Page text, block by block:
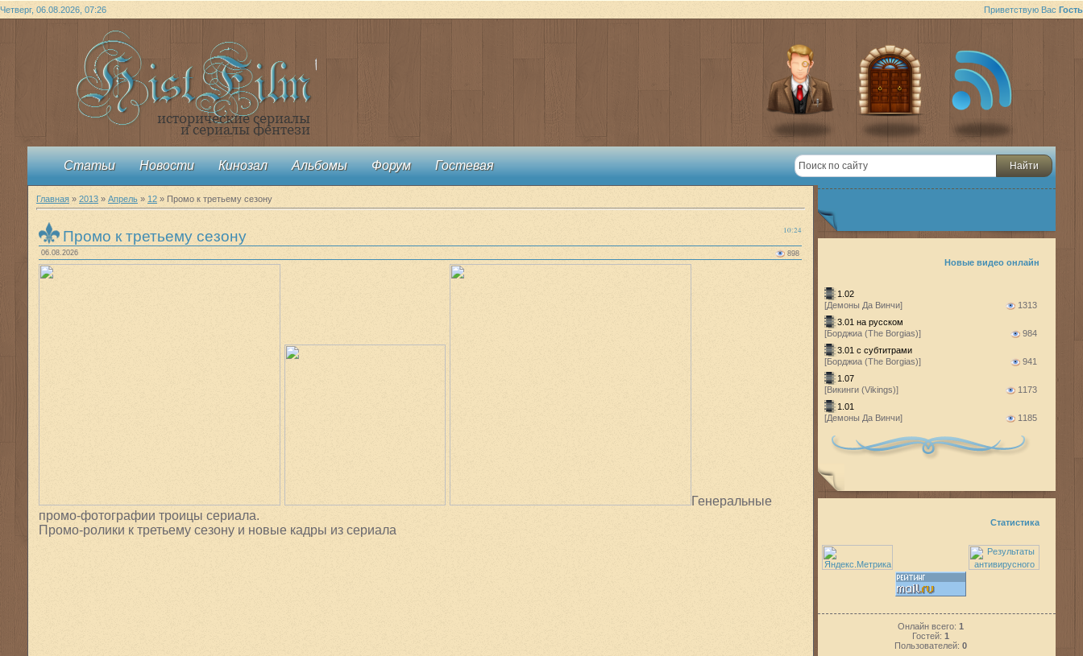
Четверг, 06.08.2026, 07:26 Приветствую Вас Гость
Статьи Новости Кинозал Альбомы Форум Гостевая
Главная » 2013 » Апрель » 12 » Промо к третьему сезону
10:24
Промо к третьему сезону
06.08.2026 898
Генеральные
промо-фотографии троицы сериала.
Промо-ролики к третьему сезону и новые кадры из сериала
Новые видео онлайн
1.02
[Демоны Да Винчи]
1313
3.01 на русском
[Борджиа (The Borgias)]
984
3.01 с субтитрами
[Борджиа (The Borgias)]
941
1.07
[Викинги (Vikings)]
1173
1.01
[Демоны Да Винчи]
1185
Статистика
Онлайн всего: 1
Гостей: 1
Пользователей: 0